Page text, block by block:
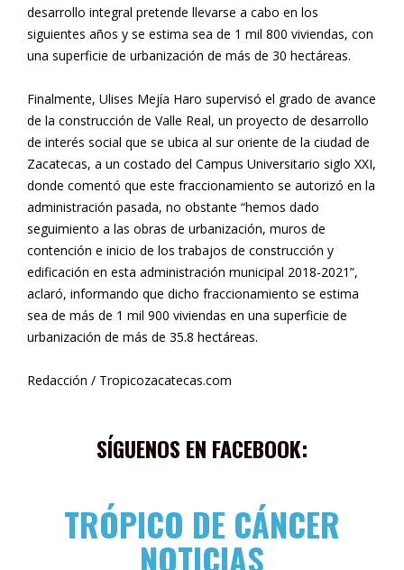
desarrollo integral pretende llevarse a cabo en los
siguientes años y se estima sea de 1 mil 800 viviendas, con
una superficie de urbanización de más de 30 hectáreas.
Finalmente, Ulises Mejía Haro supervisó el grado de avance
de la construcción de Valle Real, un proyecto de desarrollo
de interés social que se ubica al sur oriente de la ciudad de
Zacatecas, a un costado del Campus Universitario siglo XXI,
donde comentó que este fraccionamiento se autorizó en la
administración pasada, no obstante “hemos dado
seguimiento a las obras de urbanización, muros de
contención e inicio de los trabajos de construcción y
edificación en esta administración municipal 2018-2021”,
aclaró, informando que dicho fraccionamiento se estima
sea de más de 1 mil 900 viviendas en una superficie de
urbanización de más de 35.8 hectáreas.
Redacción / Tropicozacatecas.com
SÍGUENOS EN FACEBOOK:
TRÓPICO DE CÁNCER
NOTICIAS